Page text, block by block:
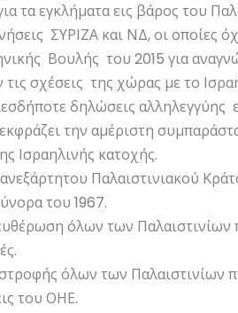
τα εγκλήματα εις βάρος του
ΣΥΡΙΖΑ και ΝΔ, οι
Βουλής του 2015 για
σχέσεις της χώρας με το
δηλώσεις αλληλεγγύης
την αμέριστη
Ισραηλινής κατοχής.
Παλαιστινιακού
του 1967.
όλων των Παλαιστινίων
όλων των Παλαιστινίων
του ΟΗΕ.